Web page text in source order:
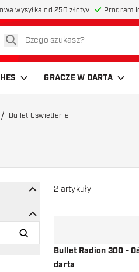
wysyłka od 250 złotyv Program
szukaj
GRACZE W DARTA
Bullet Oswietlenie
2 artykuły
Bullet Radion 300 -
darta